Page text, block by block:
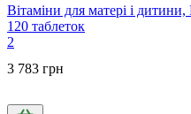
Вітаміни для матері і
120 таблеток
2
3 783 грн